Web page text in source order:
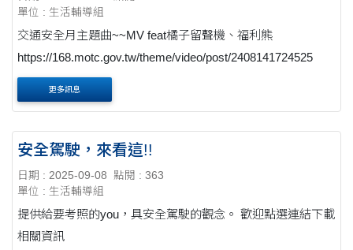
單位 : 生活輔導組
交通安全月主題曲~~MV feat橘子留聲機、福利熊
更多訊息
安全駕駛，來看這!!
日期 : 2025-09-08
點閱 : 363
單位 : 生活輔導組
提供給要考照的you，具安全駕駛的觀念。 歡迎點選連結下載
相關資訊